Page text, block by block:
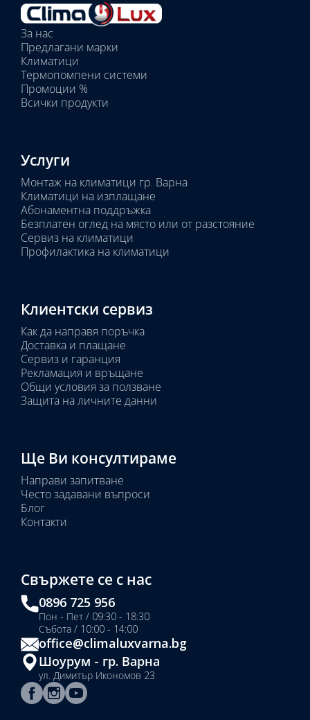
Избрани
вътрешни
тела:
Избрано
тяло:
За нас
Предлагани марки
Климатици
Термопомпени системи
Промоции %
Всички продукти
Услуги
Монтаж на климатици гр. Варна
Климатици на изплащане
Абонаментна поддръжка
Безплатен оглед на място или от разстояние
Сервиз на климатици
Профилактика на климатици
Клиентски сервиз
Как да направя поръчка
Доставка и плащане
Сервиз и гаранция
Рекламация и връщане
Общи условия за ползване
Защита на личните данни
Ще Ви консултираме
Направи запитване
Често задавани въпроси
Блог
Контакти
Свържете се с нас
0896 725 956
Пон - Пет / 09:30 - 18:30
Събота / 10:00 - 14:00
office@climaluxvarna.bg
Шоурум - гр. Варна
ул. Димитър Икономов 23